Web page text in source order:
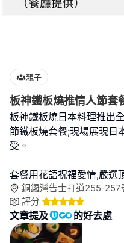
親子
板神鐵板燒推情人節套
板神鐵板燒日本料理推出
節鐵板燒套餐;現場展現日
受。
套餐用花語祝福愛情,嚴選
銅鑼灣告士打道255-257
評分
文章提及 的好去處